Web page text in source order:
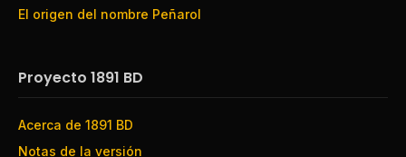
El origen del nombre Peñarol
Proyecto 1891 BD
Acerca de 1891 BD
Notas de la versión